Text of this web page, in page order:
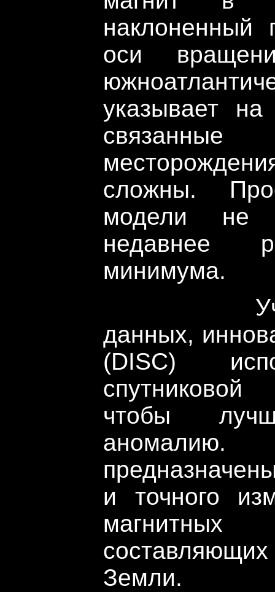
наклоненный
оси
указывает
сложны.
модели не
недавнее
минимума.
Ученые
данных,
(DISC)
спутниковой
чтобы
и точного
Земли.